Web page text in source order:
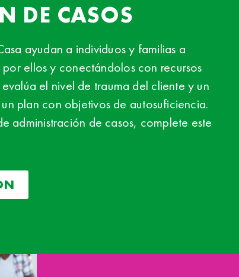
DE CASOS
ayudan a individuos y familias a
ellos y conectándolos con recursos
el nivel de trauma del cliente y un
plan con objetivos de autosuficiencia.
administración de casos, complete este